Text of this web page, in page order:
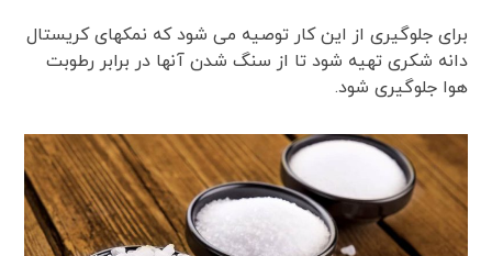
برای جلوگیری از این کار توصیه می شود که نمکهای کریستال
دانه شکری تهیه شود تا از سنگ شدن آنها در برابر رطوبت
هوا جلوگیری شود.